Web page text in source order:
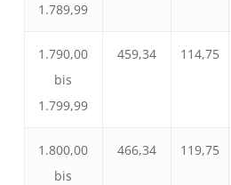
1.789,99
1.790,00
bis
1.799,99
459,34 114,75
1.800,00
bis
466,34 119,75